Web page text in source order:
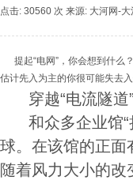
点击: 30560 次 来源: 大河网-
提起“电网”，你会想到什么
估计先入为主的你很可能失去
穿越“电流隧道”
和众多企业馆“
球。在该馆的正面
随着风力大小的改